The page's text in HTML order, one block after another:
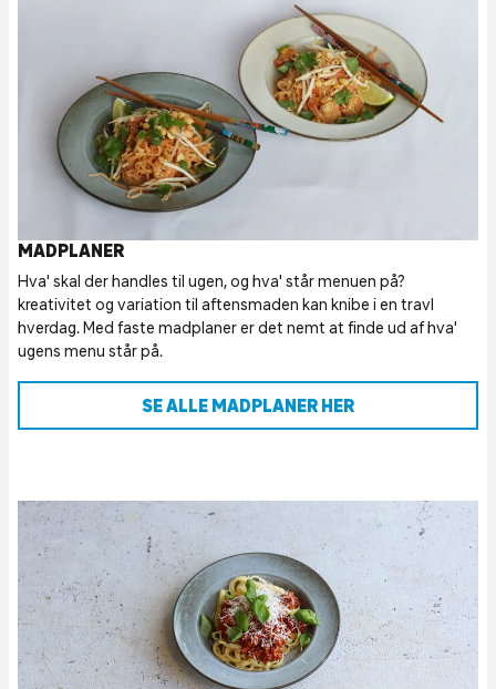
MADPLANER
Hva' skal der handles til ugen, og hva' står menuen på?
kreativitet og variation til aftensmaden kan knibe i en travl
hverdag. Med faste madplaner er det nemt at finde ud af hva'
ugens menu står på.
SE ALLE MADPLANER HER